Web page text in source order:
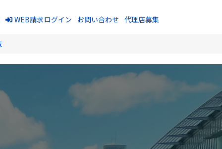
WEB請求ログイン お問い合わせ 代理店募集